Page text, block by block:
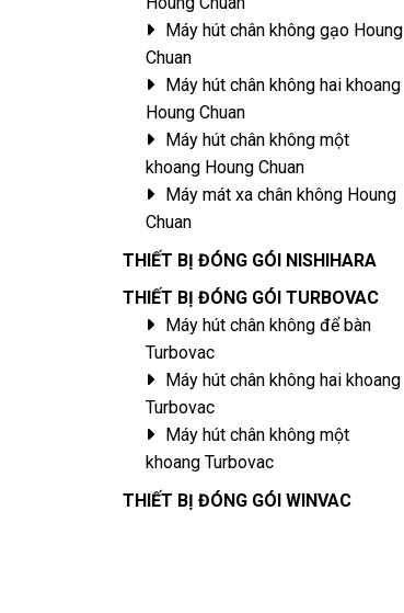
Máy hút chân không gạo Houng
Chuan
Máy hút chân không hai khoang
Houng Chuan
Máy hút chân không một
khoang Houng Chuan
Máy mát xa chân không Houng
Chuan
THIẾT BỊ ĐÓNG GÓI NISHIHARA
THIẾT BỊ ĐÓNG GÓI TURBOVAC
Máy hút chân không để bàn
Turbovac
Máy hút chân không hai khoang
Turbovac
Máy hút chân không một
khoang Turbovac
THIẾT BỊ ĐÓNG GÓI WINVAC